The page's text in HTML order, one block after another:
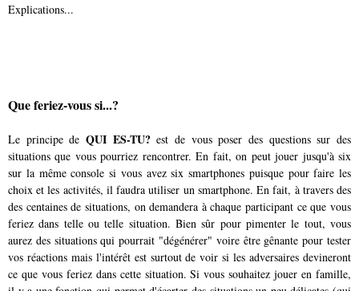
Explications...
Que feriez-vous si...?
Le principe de QUI ES-TU?est de vous poser des questions sur des
situations que vous pourriez rencontrer. En fait, on peut jouer jusqu'à six
sur la même console si vous avez six smartphones puisque pour faire les
choix et les activités, il faudra utiliser un smartphone. En fait, à travers des
des centaines de situations, on demandera à chaque participant ce que vous
feriez dans telle ou telle situation. Bien sûr pour pimenter le tout, vous
aurez des situations qui pourrait "dégénérer" voire être gênante pour tester
vos réactions mais l'intérêt est surtout de voir si les adversaires devineront
ce que vous feriez dans cette situation. Si vous souhaitez jouer en famille,